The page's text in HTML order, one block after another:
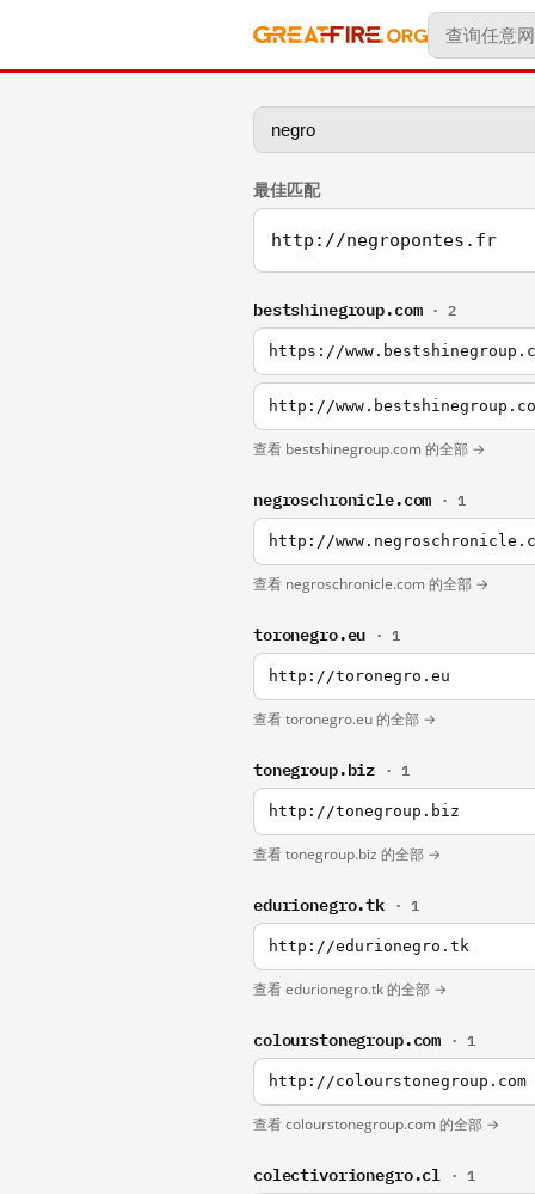
最佳匹配
http://negropontes.fr
bestshinegroup.com · 2
https://
http://
查看 bestshinegroup.com 的全部 →
negroschronicle.com · 1
http://
查看 negroschronicle.com 的全部 →
toronegro.eu · 1
http://toronegro.eu
查看 toronegro.eu 的全部 →
tonegroup.biz · 1
http://tonegroup.biz
查看 tonegroup.biz 的全部 →
edurionegro.tk · 1
http://edurionegro.tk
查看 edurionegro.tk 的全部 →
colourstonegroup.com · 1
http://colourstonegroup.com
查看 colourstonegroup.com 的全部 →
colectivorionegro.cl · 1